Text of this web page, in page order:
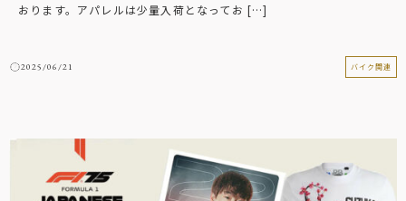
おります。アパレルは少量入荷となってお […]
2025/06/21 バイク関連